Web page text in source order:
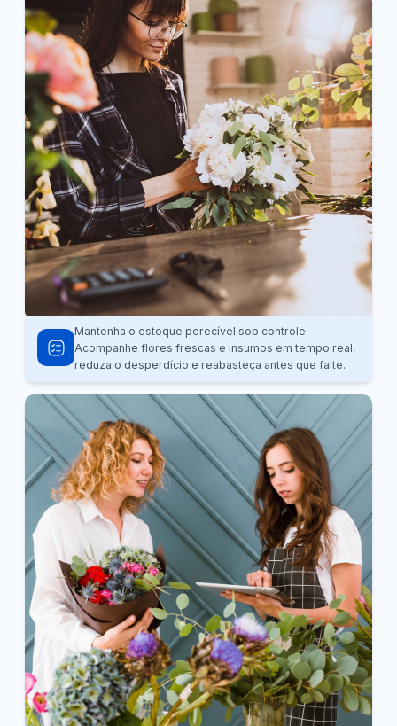
Mantenha o estoque perecível sob controle.
Acompanhe flores frescas e insumos em tempo real,
reduza o desperdício e reabasteça antes que falte.